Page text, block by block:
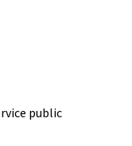
public